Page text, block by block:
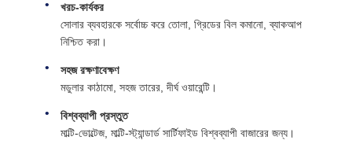
খরচ-কার্যকর
সোলার ব্যবহারকে সর্বোচ্চ করে তোলা, গ্রিডের বিল কমানো, ব্যাকআপ
নিশ্চিত করা।
সহজ রক্ষণাবেক্ষণ
মডুলার কাঠামো, সহজ তারের, দীর্ঘ ওয়ারেন্টি।
বিশ্বব্যাপী প্রস্তুত
মাল্টি-ভোল্টেজ, মাল্টি-স্ট্যান্ডার্ড সার্টিফাইড বিশ্বব্যাপী বাজারের জন্য।